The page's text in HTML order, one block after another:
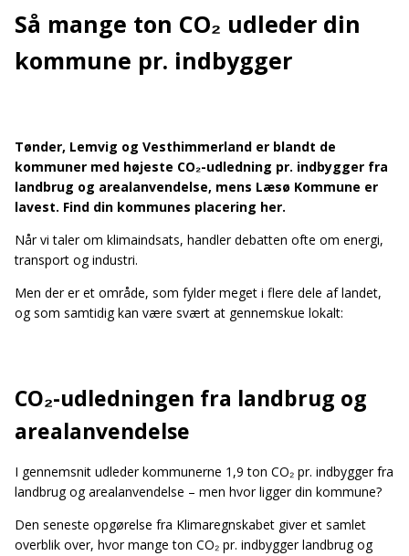
Så mange ton CO₂ udleder din
kommune pr. indbygger
Tønder, Lemvig og Vesthimmerland er blandt de
kommuner med højeste CO₂-udledning pr. indbygger fra
landbrug og arealanvendelse, mens Læsø Kommune er
lavest. Find din kommunes placering her.
Når vi taler om klimaindsats, handler debatten ofte om energi,
transport og industri.
Men der er et område, som fylder meget i flere dele af landet,
og som samtidig kan være svært at gennemskue lokalt:
CO₂-udledningen fra landbrug og
arealanvendelse
I gennemsnit udleder kommunerne 1,9 ton CO₂ pr. indbygger fra
landbrug og arealanvendelse – men hvor ligger din kommune?
Den seneste opgørelse fra Klimaregnskabet giver et samlet
overblik over, hvor mange ton CO₂ pr. indbygger landbrug og